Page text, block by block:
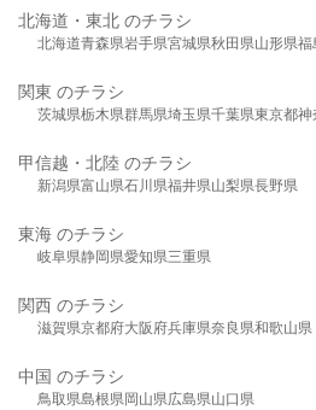
北海道・東北 のチラシ
北海道青森県岩手県宮城県秋田県山形県福
関東 のチラシ
茨城県栃木県群馬県埼玉県千葉県東京都神
甲信越・北陸 のチラシ
新潟県富山県石川県福井県山梨県長野県
東海 のチラシ
岐阜県静岡県愛知県三重県
関西 のチラシ
滋賀県京都府大阪府兵庫県奈良県和歌山県
中国 のチラシ
鳥取県島根県岡山県広島県山口県